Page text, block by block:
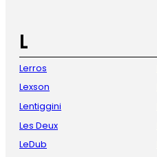
L
Lerros
Lexson
Lentiggini
Les Deux
LeDub